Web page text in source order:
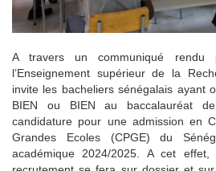
A travers un communiqué rendu
l’Enseignement supérieur de la
invite les bacheliers sénégalais ayant
BIEN ou BIEN au baccalauréat
candidature pour une admission en
Grandes Ecoles (CPGE) du
académique 2024/2025. A cet